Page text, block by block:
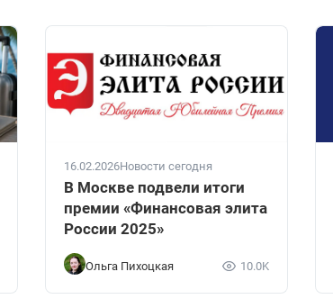
16.02.2026Новости сегодня
В Москве подвели итоги
премии «Финансовая элита
России 2025»
Ольга Пихоцкая 10.0K